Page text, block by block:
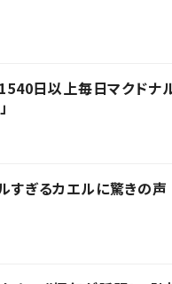
日以上毎日マクドナ
すぎるカエルに驚きの